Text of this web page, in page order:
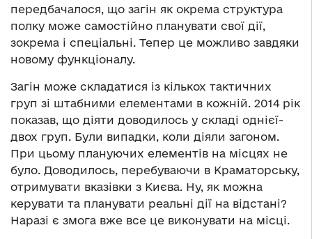
передбачалося, що загін як окрема структура
полку може самостійно планувати свої дії,
зокрема і спеціальні. Тепер це можливо завдяки
новому функціоналу.
Загін може складатися із кількох тактичних
груп зі штабними елементами в кожній. 2014 рік
показав, що діяти доводилось у складі однієї-
двох груп. Були випадки, коли діяли загоном.
При цьому плануючих елементів на місцях не
було. Доводилось, перебуваючи в Краматорську,
отримувати вказівки з Києва. Ну, як можна
керувати та планувати реальні дії на відстані?
Наразі є змога вже все це виконувати на місці.